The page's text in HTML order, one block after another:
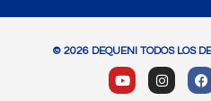
© 2026 DEQUENI TODOS LOS